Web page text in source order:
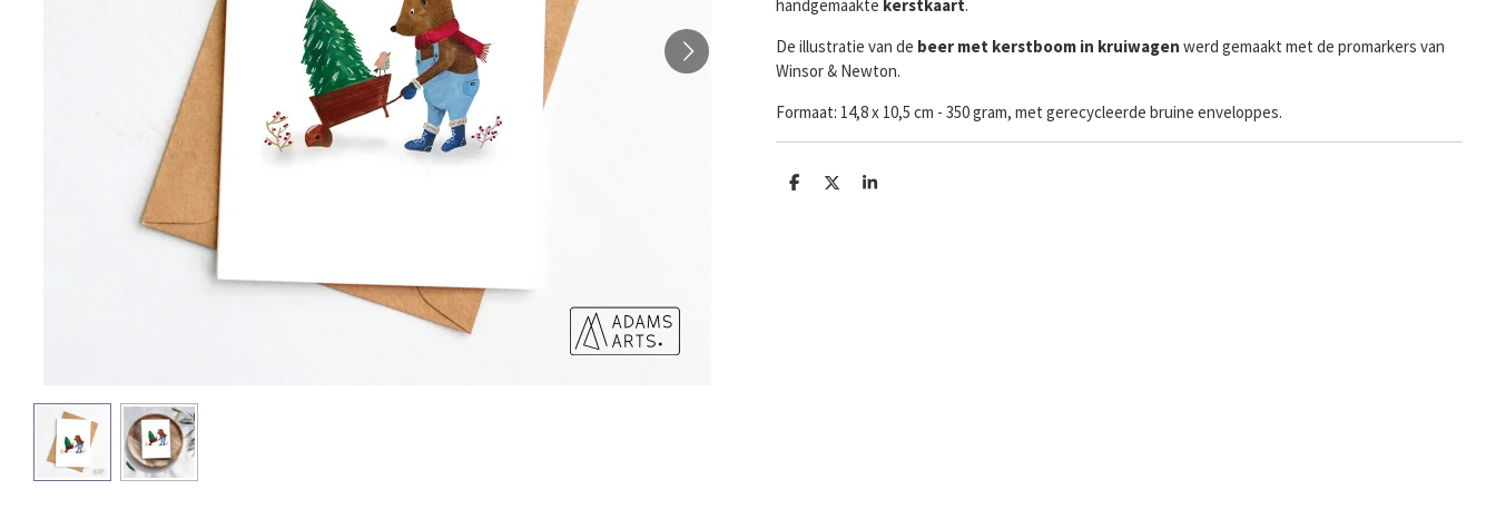
handgemaakte kerstkaart.
De illustratie van de beer met kerstboom in kruiwagen werd gemaakt met de promarkers van
Winsor & Newton.
Formaat: 14,8 x 10,5 cm - 350 gram, met gerecycleerde bruine enveloppes.
D
D
S